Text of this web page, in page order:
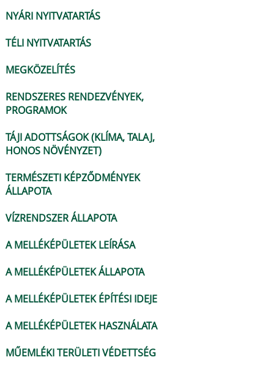
NYÁRI NYITVATARTÁS
TÉLI NYITVATARTÁS
MEGKÖZELÍTÉS
RENDSZERES RENDEZVÉNYEK,
PROGRAMOK
TÁJI ADOTTSÁGOK (KLÍMA, TALAJ,
HONOS NÖVÉNYZET)
TERMÉSZETI KÉPZŐDMÉNYEK
ÁLLAPOTA
VÍZRENDSZER ÁLLAPOTA
A MELLÉKÉPÜLETEK LEÍRÁSA
A MELLÉKÉPÜLETEK ÁLLAPOTA
A MELLÉKÉPÜLETEK ÉPÍTÉSI IDEJE
A MELLÉKÉPÜLETEK HASZNÁLATA
MŰEMLÉKI TERÜLETI VÉDETTSÉG